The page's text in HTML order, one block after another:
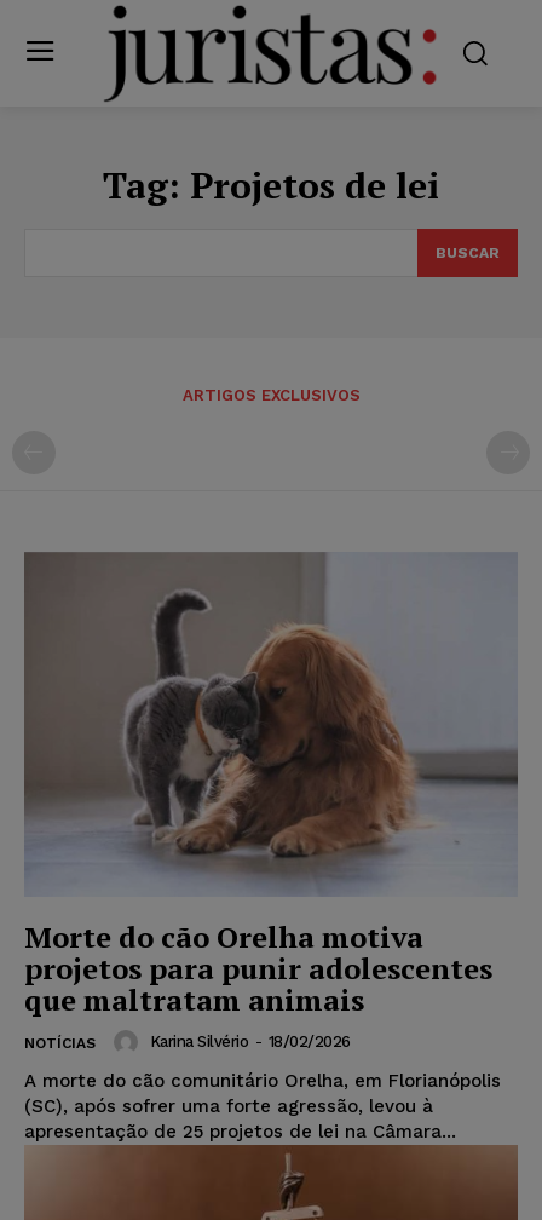
Tag: Projetos de lei
BUSCAR
ARTIGOS EXCLUSIVOS
Morte do cão Orelha motiva
projetos para punir adolescentes
que maltratam animais
NOTÍCIAS Karina Silvério - 18/02/2026
A morte do cão comunitário Orelha, em Florianópolis
(SC), após sofrer uma forte agressão, levou à
apresentação de 25 projetos de lei na Câmara...